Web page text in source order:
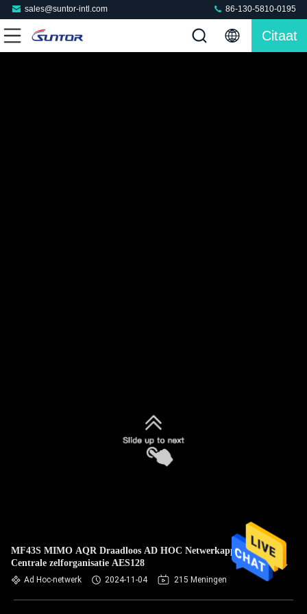
sales@suntor-intl.com 86-130-5810-0195
Citaat
MF43S MIMO AQR Draadloos AD HOC Netwerkapparaat
Centrale zelforganisatie AES128
Ad Hoc-netwerk 2024-11-04 215 Meningen